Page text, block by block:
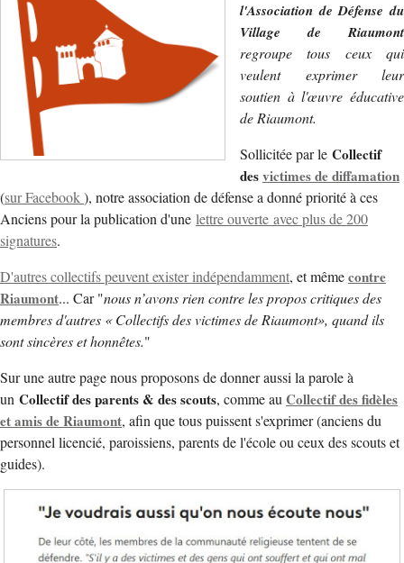
l'Association de Défense du
Village de Riaumont
regroupe tous ceux qui
veulent exprimer leur
soutien à l'œuvre éducative
de Riaumont.
Sollicitée par leCollectif
desvictimes de diffamation
(sur Facebook), notre association de défense a donné priorité à ces
Anciens pour la publication d'une lettre ouverte avec plus de 200
signatures.
D'autres collectifs peuvent exister indépendamment, et mêmecontre
Riaumont... Car "nous n’avons rien contre les propos critiques des
membres d'autres « Collectifs des victimes de Riaumont», quand ils
sont sincères et honnêtes."
Sur une autre page nous proposons de donner aussi la parole à
un Collectif des parents & des scouts, comme auCollectif des fidèles
et amis de Riaumont, afin que tous puissent s'exprimer (anciens du
personnel licencié, paroissiens, parents de l'école ou ceux des scouts et
guides).